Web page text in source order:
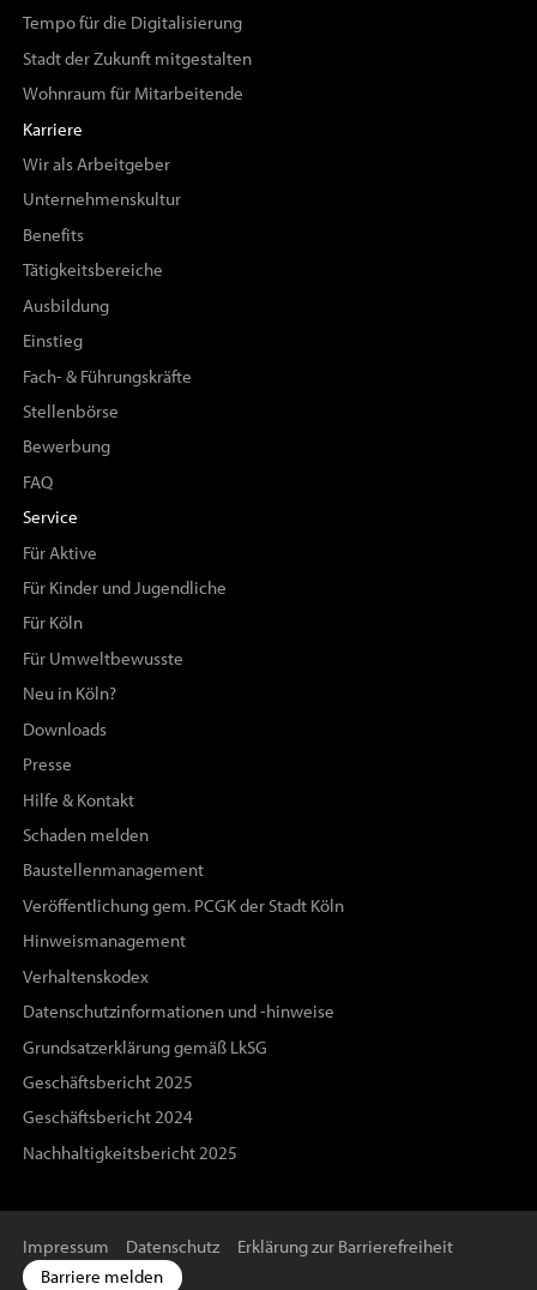
Tempo für die Digitalisierung
Stadt der Zukunft mitgestalten
Wohnraum für Mitarbeitende
Karriere
Wir als Arbeitgeber
Unternehmenskultur
Benefits
Tätigkeitsbereiche
Ausbildung
Einstieg
Fach- & Führungskräfte
Stellenbörse
Bewerbung
FAQ
Service
Für Aktive
Für Kinder und Jugendliche
Für Köln
Für Umweltbewusste
Neu in Köln?
Downloads
Presse
Hilfe & Kontakt
Schaden melden
Baustellenmanagement
Veröffentlichung gem. PCGK der Stadt Köln
Hinweismanagement
Verhaltenskodex
Datenschutzinformationen und -hinweise
Grundsatzerklärung gemäß LkSG
Geschäftsbericht 2025
Geschäftsbericht 2024
Nachhaltigkeitsbericht 2025
Impressum Datenschutz
Erklärung zur Barrierefreiheit
Barriere melden